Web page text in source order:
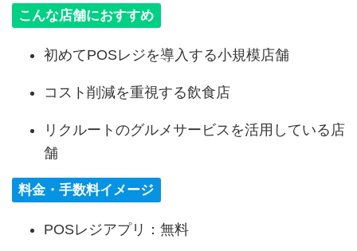
こんな店舗におすすめ
初めてPOSレジを導入する小規模店舗
コスト削減を重視する飲食店
リクルートのグルメサービスを活用している店
舗
料金・手数料イメージ
POSレジアプリ：無料